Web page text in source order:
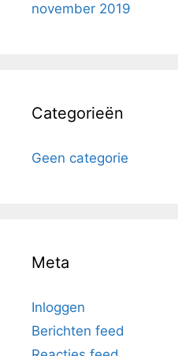
november 2019
Categorieën
Geen categorie
Meta
Inloggen
Berichten feed